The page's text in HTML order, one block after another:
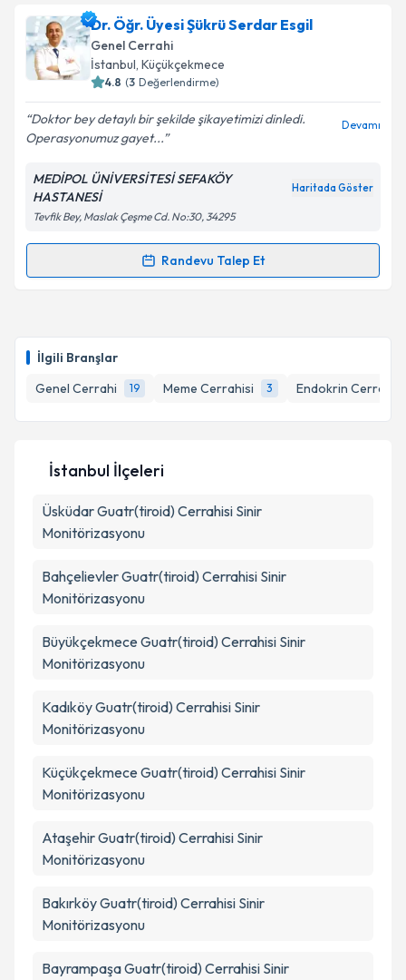
İlgili Branşlar
Genel Cerrahi
19 Meme Cerrahisi 3 Endokrin Cerrahisi
Takvim Talebini Gönder
Op. Dr. Nurettin Kapucuiçin randevu takvimi talebi
oluşturun. Size bu uzmandan randevu almanız için bir
takvim hazırlandığında e-posta ile bilgilendireceğiz.
Kişisel verilerimin işlenmesine ilişkin
Aydınlatma
Metni
kapsamda işlenmesini kabul ediyorum.
Takvim Talebini Gönder
Dr. Öğr. Üyesi Şükrü Serdar Esgil
Genel Cerrahi
İstanbul, Küçükçekmece
4.8 (3 Değerlendirme)
Doktor bey detaylı bir şekilde şikayetimizi dinledi.
Operasyonumuz gayet...
Devamı
MEDİPOL ÜNİVERSİTESİ SEFAKÖY
HASTANESİ
Haritada Göster
Tevfik Bey, Maslak Çeşme Cd. No:30, 34295
Randevu Talep Et
Randevu Takvimi Talebi
almanız için bir takvim hazırlandığında e-posta ile
bilgilendireceğiz.
E-posta Adresiniz
Kişisel verilerimin işlenmesine ilişkin
Metni'ni okudum ve kişisel verilerimin belirtilen
kapsamda işlenmesini kabul ediyorum.
Takvim Talebini Gönder
İstanbul İlçeleri
ÜsküdarGuatr(tiroid) Cerrahisi Sinir
Monitörizasyonu
BahçelievlerGuatr(tiroid) Cerrahisi Sinir
Monitörizasyonu
Büyükçekmece Guatr(tiroid) Cerrahisi Sinir
Monitörizasyonu
KadıköyGuatr(tiroid) Cerrahisi Sinir
Monitörizasyonu
Küçükçekmece Guatr(tiroid) Cerrahisi Sinir
Monitörizasyonu
AtaşehirGuatr(tiroid) Cerrahisi Sinir
Monitörizasyonu
BakırköyGuatr(tiroid) Cerrahisi Sinir
Monitörizasyonu
BayrampaşaGuatr(tiroid) Cerrahisi Sinir